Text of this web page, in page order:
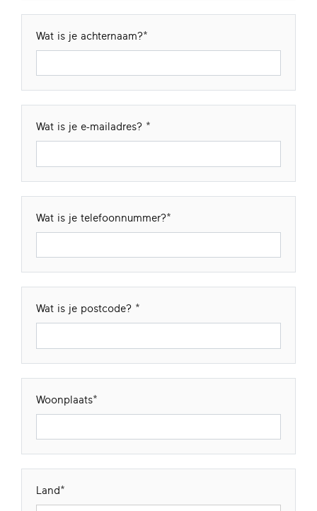
Wat is je achternaam?
Wat is je e-mailadres?
Wat is je telefoonnummer?
Wat is je postcode?
Woonplaats
Land